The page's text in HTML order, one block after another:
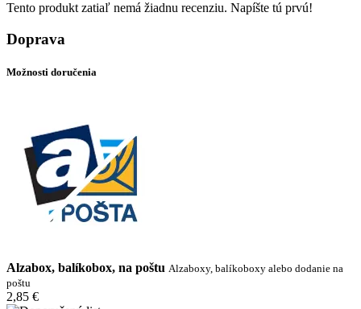
Tento produkt zatiaľ nemá žiadnu recenziu. Napíšte tú prvú!
Doprava
Možnosti doručenia
Alzabox, balíkobox, na poštu Alzaboxy, balíkoboxy alebo dodanie na
poštu
2,85 €